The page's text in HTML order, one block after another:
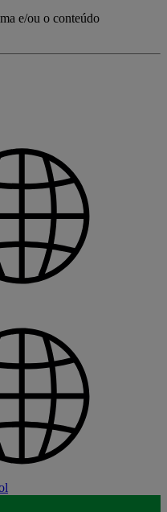
e/ou o conteúdo